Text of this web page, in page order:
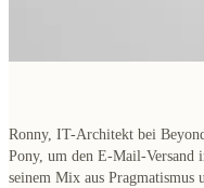
Ronny, IT-Architekt bei
Pony, um den E-Mail-Versand
seinem Mix aus Pragmatismus